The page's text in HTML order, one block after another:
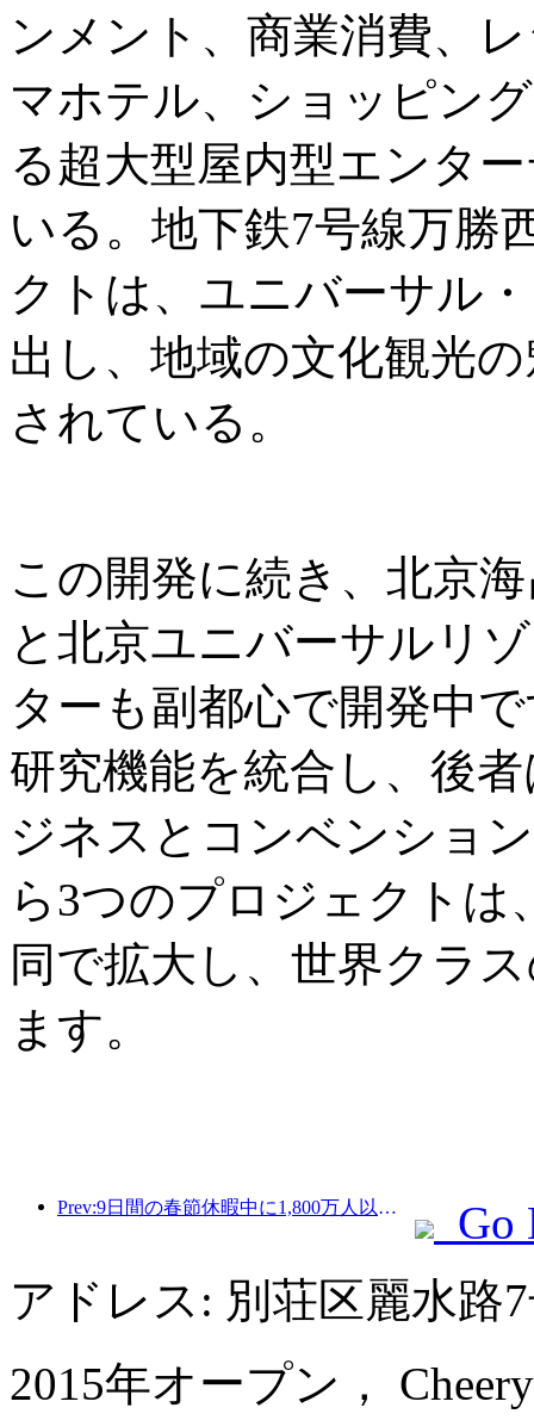
ンメント、商業消費、
マホテル、ショッピン
る超大型屋内型エンタ
いる。地下鉄7号線万勝
クトは、ユニバーサル
出し、地域の文化観光
されている。
この開発に続き、北京
と北京ユニバーサルリ
ターも副都心で開発中
研究機能を統合し、後
ジネスとコンベンショ
ら3つのプロジェクトは
同で拡大し、世界クラ
ます。
Prev:9日間の春節休暇中に1,800万人以上が国内外を旅行すると予想されている。
Go
アドレス: 別荘区麗水路
2015年オープン，